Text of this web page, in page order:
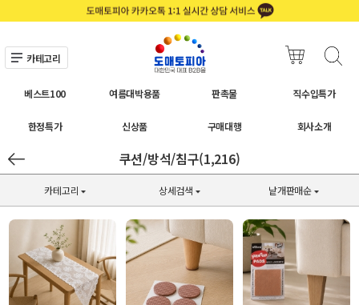
카테고리
베스트100 여름대박용품 판촉물 직수입특가
한정특가 신상품 구매대행 회사소개
쿠션/방석/침구(1,216)
카테고리 상세검색 낱개판매순